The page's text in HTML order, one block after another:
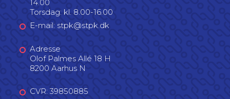
14.00
Torsdag: kl. 8.00-16.00
E-mail: stpk@stpk.dk
Adresse
Olof Palmes Allé 18 H
8200 Aarhus N
CVR: 39850885